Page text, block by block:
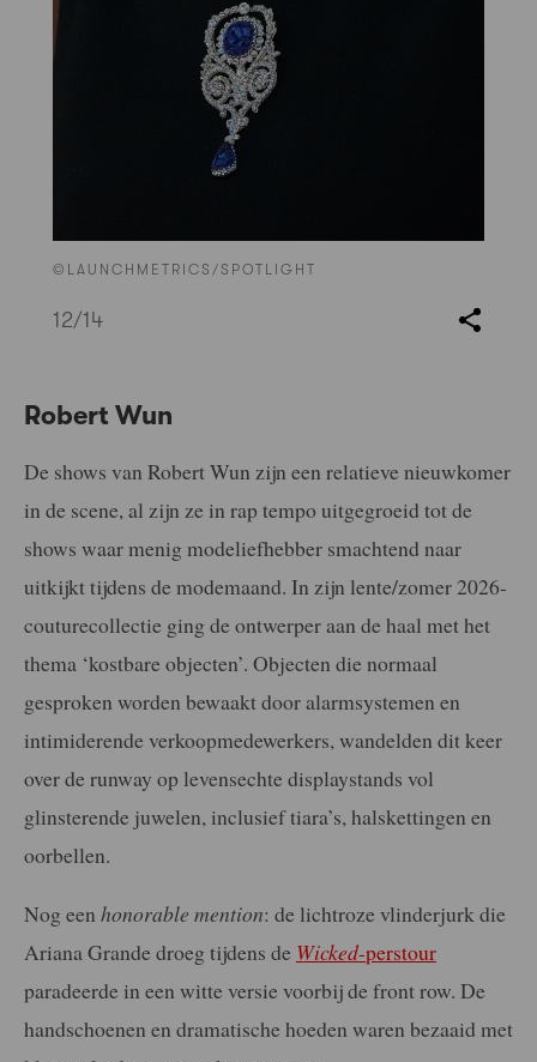
©LAUNCHMETRICS/SPOTLIGHT
12/14
Robert Wun
De shows van Robert Wun zijn een relatieve nieuwkomer
in de scene, al zijn ze in rap tempo uitgegroeid tot de
shows waar menig modeliefhebber smachtend naar
uitkijkt tijdens de modemaand. In zijn lente/zomer 2026-
couturecollectie ging de ontwerper aan de haal met het
thema ‘kostbare objecten’. Objecten die normaal
gesproken worden bewaakt door alarmsystemen en
intimiderende verkoopmedewerkers, wandelden dit keer
over de runway op levensechte displaystands vol
glinsterende juwelen, inclusief tiara’s, halskettingen en
oorbellen.
Nog een honorable mention: de lichtroze vlinderjurk die
Ariana Grande droeg tijdens de Wicked-perstour
paradeerde in een witte versie voorbij de front row. De
handschoenen en dramatische hoeden waren bezaaid met